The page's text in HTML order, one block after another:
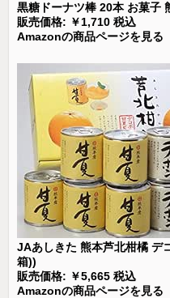
黒糖ドーナツ棒 20本 お菓子
販売価格: ￥1,710 税込
Amazonの商品ページを見る
JAあしきた 熊本芦北柑橘 デ
箱))
販売価格: ￥5,665 税込
Amazonの商品ページを見る